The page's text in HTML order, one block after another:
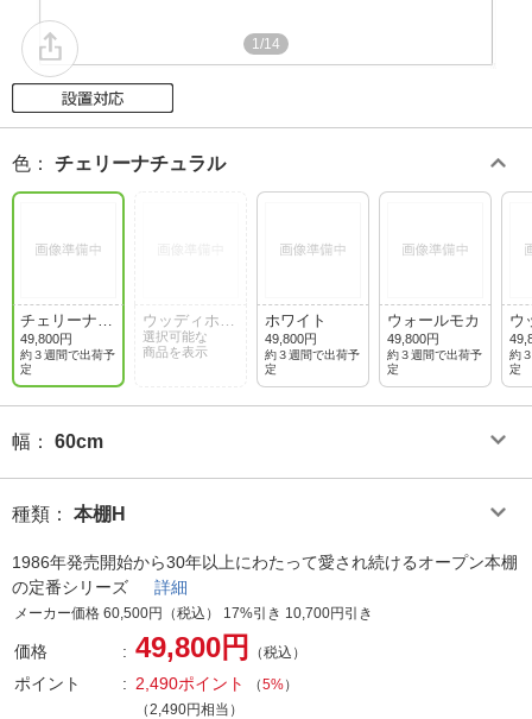
1/14
色 ： チェリーナチュラル
チェリーナチ
ュラル
49,800円
約３週間で出荷予
定
ウッディホワ
イト
選択可能な
商品を表示
ホワイト
49,800円
約３週間で出荷予
定
ウォールモカ
49,800円
約３週間で出荷予
定
ウ
ン
約
定
幅 ： 60cm
種類 ： 本棚H
1986年発売開始から30年以上にわたって愛され続けるオープン本棚
の定番シリーズ 詳細
メーカー価格 60,500円（税込） 17%引き 10,700円引き
価格 49,800円 （税込）
ポイント 2,490ポイント （5%）
（2,490円相当）